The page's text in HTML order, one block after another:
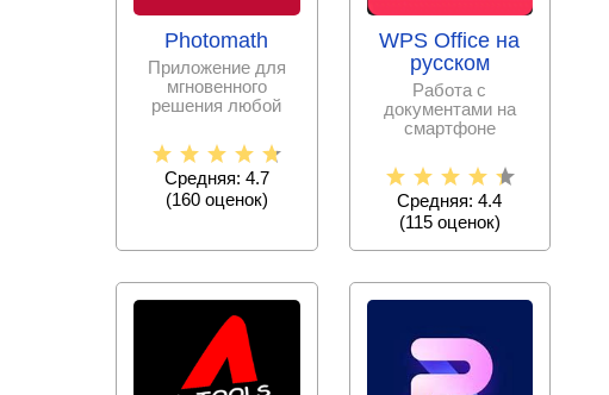
Photomath
Приложение для
мгновенного
решения любой
задачи с
пошаговыми
Средняя: 4.7
(160оценок)
WPS Office на
русском
Работа с
документами на
смартфоне
проще с набором
офисных программ,
Средняя: 4.4
(115оценок)